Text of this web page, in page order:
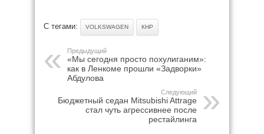
С тегами: VOLKSWAGEN КНР
Предыдущий
«Мы сегодня просто похулиганим»:
как в Ленкоме прошли «Задворки»
Абдулова
Следующий
Бюджетный седан Mitsubishi Attrage
стал чуть агрессивнее после
рестайлинга